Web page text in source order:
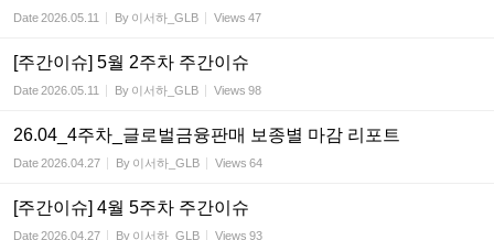
Date2026.05.11 By 이서하_GLB Views 47
[주간이슈] 5월 2주차 주간이슈
Date2026.05.11 By 이서하_GLB Views 98
26.04_4주차_글로벌금융판매 보종별 마감 리포트
Date2026.04.27 By 이서하_GLB Views 64
[주간이슈] 4월 5주차 주간이슈
Date2026.04.27 By 이서하_GLB Views 93